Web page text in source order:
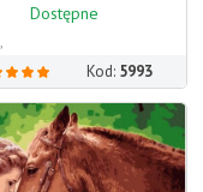
Dostępne
Kod: 5993